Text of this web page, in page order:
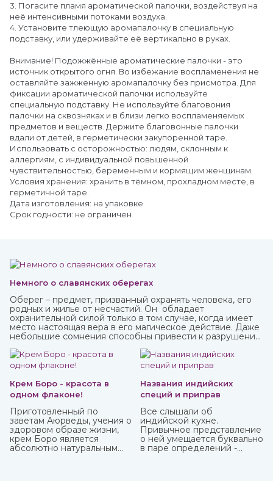
3. Погасите пламя ароматической палочки, воздействуя на
неё интенсивными потоками воздуха.
4. Установите тлеющую аромапалочку в специальную
подставку, или удерживайте её вертикально в руках.
Внимание! Подожжённые ароматические палочки - это
источник открытого огня. Во избежание воспламенения не
оставляйте зажженную аромапалочку без присмотра. Для
фиксации ароматической палочки используйте
специальную подставку. Не используйте благовония
палочки на сквозняках и в близи легко воспламеняемых
предметов и веществ. Держите благовонные палочки
вдали от детей, в герметически закупоренной таре.
Использовать с осторожностью: людям, склонным к
аллергиям, с индивидуальной повышенной
чувствительностью, беременным и кормящим женщинам.
Условия хранения: хранить в тёмном, прохладном месте, в
герметичной таре.
Дата изготовления: на упаковке
Срок годности: не ограничен
Немного о славянских оберегах
Оберег – предмет, призванный охранять человека, его
родных и жилье от несчастий. Он обладает
охранительной силой только в том случае, когда имеет
место настоящая вера в его магическое действие. Даже
небольшие сомнения способны привести к разрушению
изготавливался.
Крем Боро - красота в
одном флаконе!
Приготовленный по
заветам Аюрведы, учения о
здоровом образе жизни,
крем Боро является
абсолютно натуральным
Названия индийских
специй и приправ
Все слышали об
индийской кухне.
Привычное представление
о ней умещается буквально
в паре определений -